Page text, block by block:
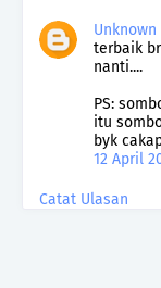
Unknown
terbaik
nanti....
PS:
itu
byk
12 April
Catat Ulasan